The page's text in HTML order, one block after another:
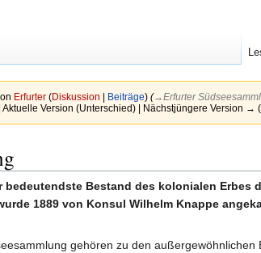
Erfurter (Diskussion | Beiträge) (→‎Erfurter
Version (Unterschied) | Nächstjüngere Version →
bedeutendste Bestand des kolonialen Erbes
1889 von Konsul Wilhelm Knappe
gehören zu den außergewöhnlichen